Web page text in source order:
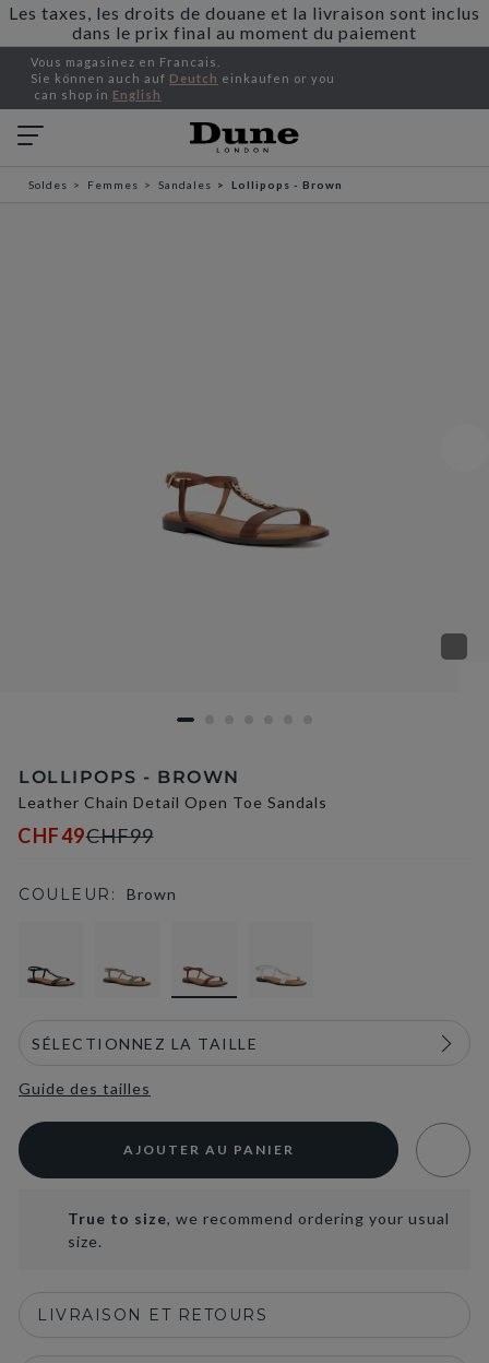
Les taxes, les droits de douane et la livraison sont inclus
dans le prix final au moment du paiement
Vous magasinez en Francais.
Sie können auch auf Deutch einkaufen or you
can shop in English
Soldes Femmes Sandales Lollipops - Brown
LOLLIPOPS - BROWN
Leather Chain Detail Open Toe Sandals
CHF49CHF99
COULEUR: Brown
Guide des tailles
AJOUTER AU PANIER
True to size, we recommend ordering your usual
size.
LIVRAISON ET RETOURS